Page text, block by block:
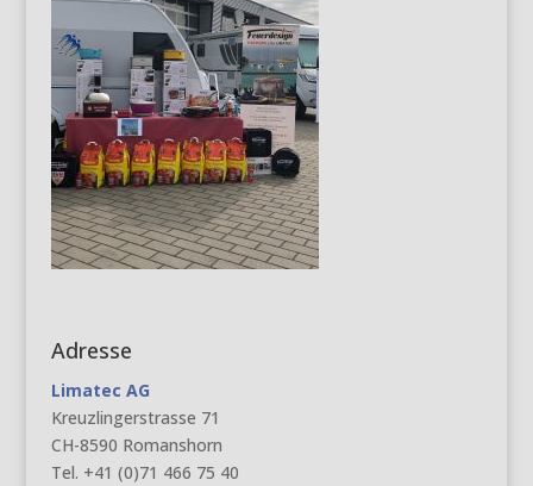
Adresse
Limatec AG
Kreuzlingerstrasse 71
CH-8590 Romanshorn
Tel. +41 (0)71 466 75 40